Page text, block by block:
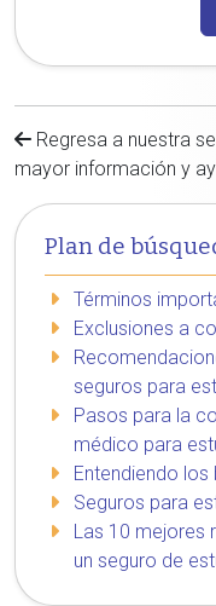
Regresa a nuestra
mayor información y
Plan de
Términos
Exclusiones a
seguros para
Pasos para la
médico para
Entendiendo
Seguros para
Las 10 mejores
un seguro de